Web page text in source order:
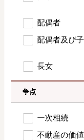
配偶者
配偶者及び子
長女
争点
一次相続
不動産の価値